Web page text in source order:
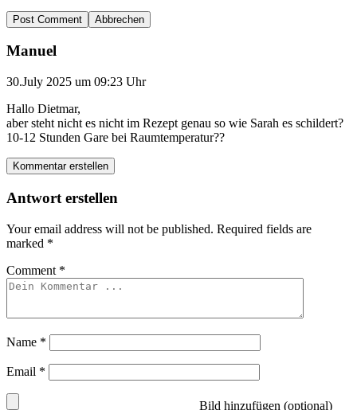
Abbrechen
Manuel
30.July 2025 um 09:23 Uhr
Hallo Dietmar,
aber steht nicht es nicht im Rezept genau so wie Sarah es schildert?
10-12 Stunden Gare bei Raumtemperatur??
Kommentar erstellen
Antwort erstellen
Your email address will not be published. Required fields are
marked *
Comment *
Name *
Email *
Bild hinzufügen (optional)